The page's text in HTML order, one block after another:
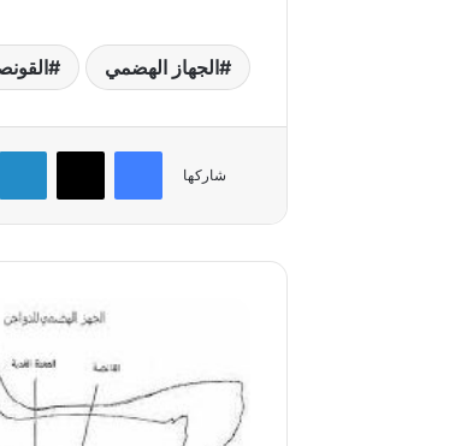
الجهاز الهضمي
شاركها
فيسبوك ‫X
الهضمي
مع
العلف؟